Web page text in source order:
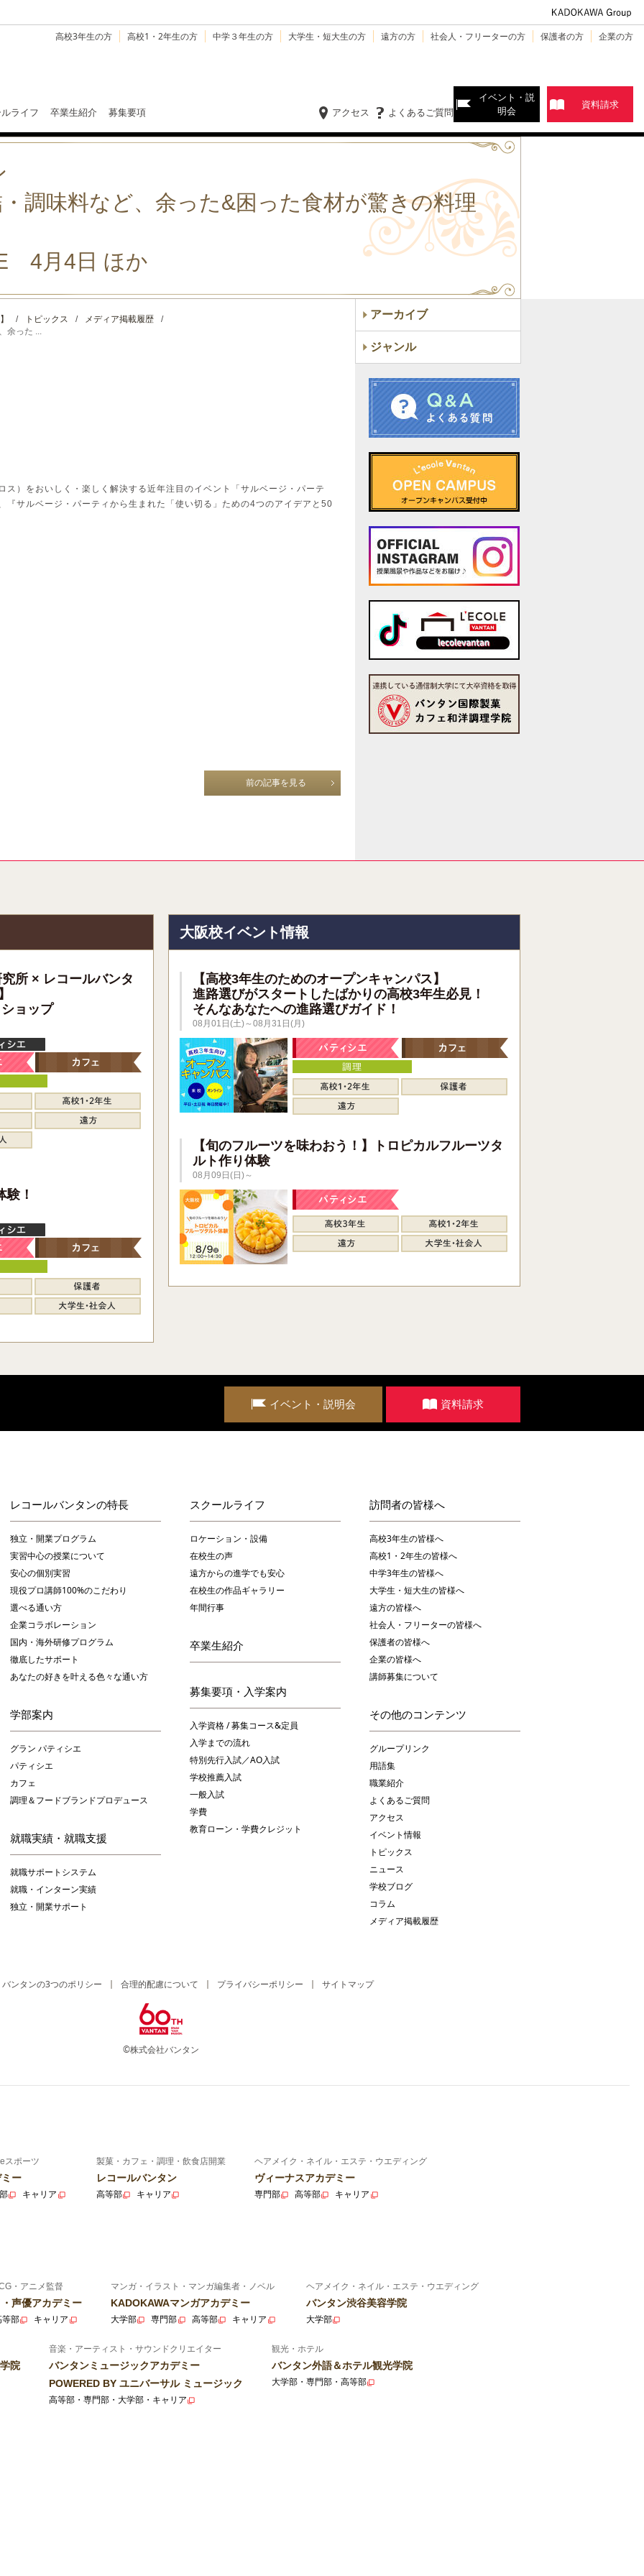
高校3年生の方 高校1・2年生の方 中学３年生の方 大学生・短大生の方 遠方の方 社会人・フリーターの方 保護者の方 企業の方
ライフ 卒業生紹介 募集要項 よくあるご質問
アクセス
イベント・説
明会
資料請求
調味料など、余った&困った食材が驚きの料理
4月4日 ほか
/ トピックス / メディア掲載履歴
/
余った ...
ス）をおいしく・楽しく解決する近年注目のイベント「サルベージ・パーテ
『サルベージ・パーティから生まれた「使い切る」ための4つのアイデアと50
前の記事を見る
アーカイブ
ジャンル
所 × レコールバンタ
ョップ
！
大阪校イベント情報
【高校3年生のためのオープンキャンパス】
進路選びがスタートしたばかりの高校3年生必見！
そんなあなたへの進路選びガイド！
08月01日(土)～08月31日(月)
【旬のフルーツを味わおう！】トロピカルフルーツタ
ルト作り体験
08月09日(日)～
イベント・説明会 資料請求
レコールバンタンの特長
独立・開業プログラム
実習中心の授業について
安心の個別実習
現役プロ講師100%のこだわり
選べる通い方
企業コラボレーション
国内・海外研修プログラム
徹底したサポート
あなたの好きを叶える⾊々な通い⽅
学部案内
グラン パティシエ
パティシエ
カフェ
調理＆フードブランドプロデュース
就職実績・就職支援
就職サポートシステム
就職・インターン実績
独立・開業サポート
スクールライフ
ロケーション・設備
在校生の声
遠方からの進学でも安心
在校生の作品ギャラリー
年間行事
卒業生紹介
募集要項・入学案内
入学資格 / 募集コース&定員
入学までの流れ
特別先行入試／AO入試
学校推薦入試
一般入試
学費
教育ローン・学費クレジット
訪問者の皆様へ
高校3年生の皆様へ
高校1・2年生の皆様へ
中学3年生の皆様へ
大学生・短大生の皆様へ
遠方の皆様へ
社会人・フリーターの皆様へ
保護者の皆様へ
企業の皆様へ
講師募集について
その他のコンテンツ
グループリンク
用語集
職業紹介
よくあるご質問
アクセス
イベント情報
トピックス
ニュース
学校ブログ
コラム
メディア掲載履歴
バンタンの3つのポリシー 合理的配慮について プライバシーポリシー サイトマップ
©株式会社バンタン
スポーツ
ー
キャリア
製菓・カフェ・調理・飲食店開業
レコールバンタン
高等部 キャリア
ヘアメイク・ネイル・エステ・ウエディング
ヴィーナスアカデミー
専門部 高等部 キャリア
・アニメ監督
声優アカデミー
等部 キャリア
マンガ・イラスト・マンガ編集者・ノベル
KADOKAWAマンガアカデミー
大学部 専門部 高等部 キャリア
ヘアメイク・ネイル・エステ・ウエディング
バンタン渋谷美容学院
大学部
院
音楽・アーティスト・サウンドクリエイター
バンタンミュージックアカデミー
POWERED BY ユニバーサル ミュージック
高等部・専門部・大学部・キャリア
観光・ホテル
バンタン外語＆ホテル観光学院
大学部・専門部・高等部